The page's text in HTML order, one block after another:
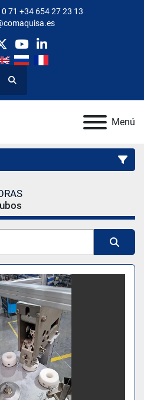
71 +34 654 27 23 13
twitteryoutubelinkedin
Buscar
Menú
por